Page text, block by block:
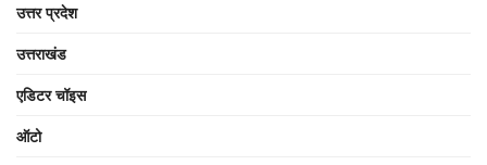
उत्तर प्रदेश
उत्तराखंड
एडिटर चॉइस
ऑटो